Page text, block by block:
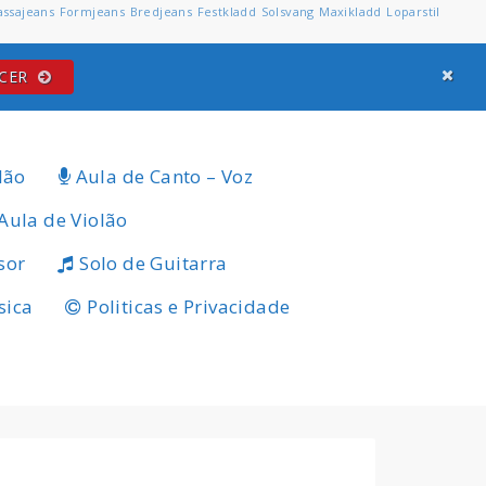
Formjeans Bredjeans Festkladd Solsvang Maxikladd Loparstil
Aula de Canto – Voz
de Violão
Solo de Guitarra
Politicas e Privacidade